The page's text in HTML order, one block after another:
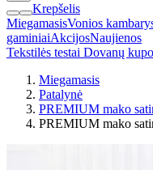
Krepšelis
MiegamasisVonios
gaminiaiAkcijosNaujienos
Tekstilės testai Dovanų
Miegamasis
Patalynė
PREMIUM mako
PREMIUM mako